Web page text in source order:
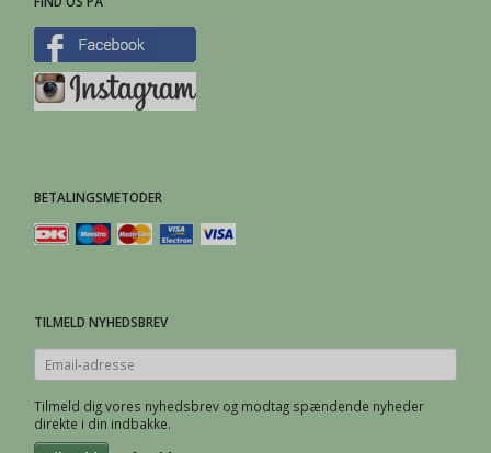
BETALINGSMETODER
TILMELD NYHEDSBREV
Email-
adresse
Tilmeld dig vores nyhedsbrev og modtag spændende nyheder
direkte i din indbakke.